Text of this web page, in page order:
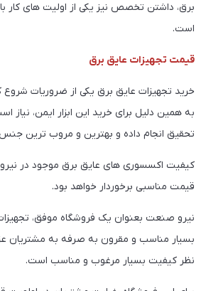
برق، داشتن تخصص نیز یکی از اولیت های کار
است.
قیمت تجهیزات عایق برق
خرید تجهیزات عایق برق یکی از ضروریات شروع
به همین دلیل برای خرید این ابزار ایمن،
تحقیق انجام داده و بهترین و مروب ترین جنس
کیفیت اکسسوری های عایق برق موجود در نیرو
قیمت مناسبی برخوردار خواهد بود.
نیرو صنعت بعنوان یک فروشگاه موفق،
بسیار مناسب و مقرون به صرفه به مشتریان
نظر کیفیت بسیار مرغوب و مناسب است.